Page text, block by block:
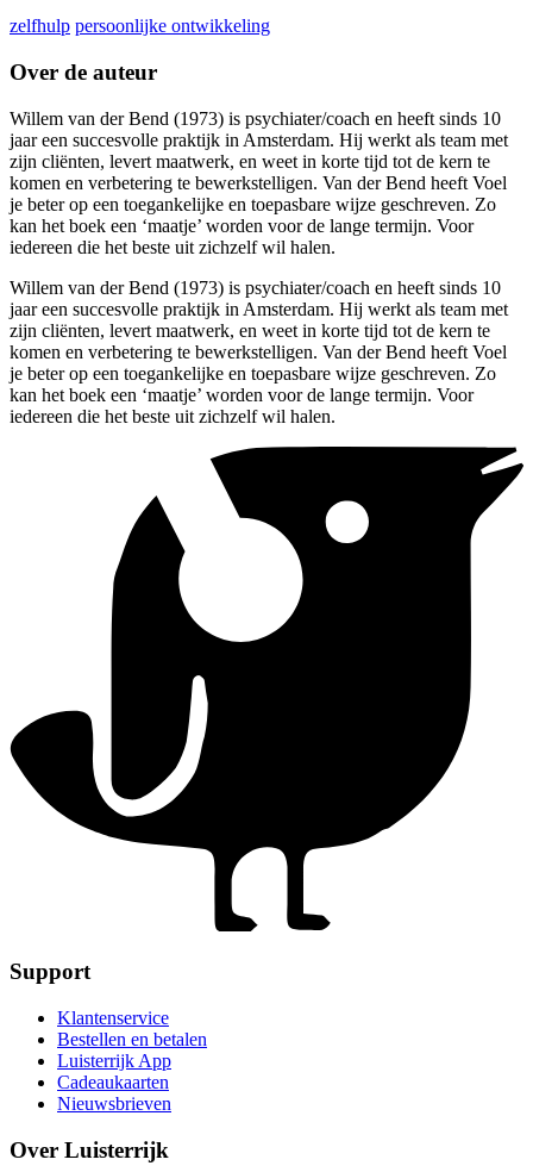
zelfhulp persoonlijke ontwikkeling
Over de auteur
Willem van der Bend (1973) is psychiater/coach en heeft sinds 10
jaar een succesvolle praktijk in Amsterdam. Hij werkt als team met
zijn cliënten, levert maatwerk, en weet in korte tijd tot de kern te
komen en verbetering te bewerkstelligen. Van der Bend heeft Voel
je beter op een toegankelijke en toepasbare wijze geschreven. Zo
kan het boek een ‘maatje’ worden voor de lange termijn. Voor
iedereen die het beste uit zichzelf wil halen.
Willem van der Bend (1973) is psychiater/coach en heeft sinds 10
jaar een succesvolle praktijk in Amsterdam. Hij werkt als team met
zijn cliënten, levert maatwerk, en weet in korte tijd tot de kern te
komen en verbetering te bewerkstelligen. Van der Bend heeft Voel
je beter op een toegankelijke en toepasbare wijze geschreven. Zo
kan het boek een ‘maatje’ worden voor de lange termijn. Voor
iedereen die het beste uit zichzelf wil halen.
Support
Klantenservice
Bestellen en betalen
Luisterrijk App
Cadeaukaarten
Nieuwsbrieven
Over Luisterrijk